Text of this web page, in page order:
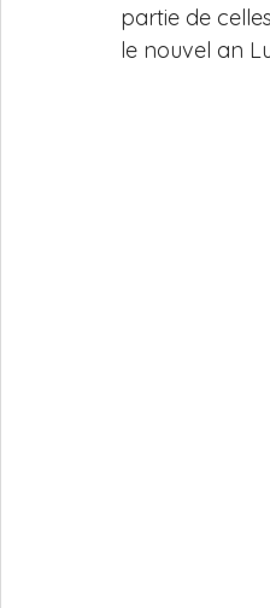
partie de
le nouvel an